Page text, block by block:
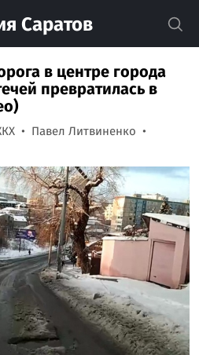
Саратов
в центре города
превратилась в
Павел Литвиненко